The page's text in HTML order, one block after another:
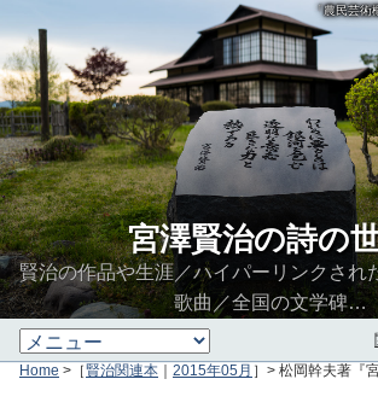
「農民芸
宮澤賢治の詩の
賢治の作品や生涯／ハイパーリンクされ
歌曲／全国の文学碑…
Home >［賢治関連本 ｜ 2015年05月 ］> 松岡幹夫著『